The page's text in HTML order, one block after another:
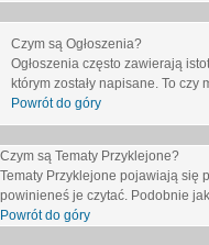
Czym są Ogłoszenia?
Ogłoszenia często zawierają
którym zostały napisane. To
Powrót do góry
Czym są Tematy Przyklejone?
Tematy Przyklejone pojawiają się
powinieneś je czytać. Podobnie
Powrót do góry